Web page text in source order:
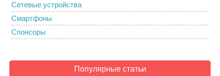
Сетевые устройства
Смартфоны
Спонсоры
Популярные статьи